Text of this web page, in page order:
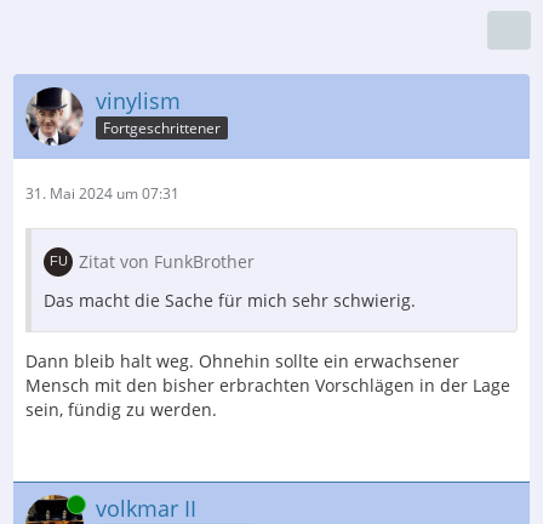
vinylism
Fortgeschrittener
31. Mai 2024 um 07:31
Zitat von FunkBrother
Das macht die Sache für mich sehr schwierig.
Dann bleib halt weg. Ohnehin sollte ein erwachsener
Mensch mit den bisher erbrachten Vorschlägen in der Lage
sein, fündig zu werden.
Online volkmar II